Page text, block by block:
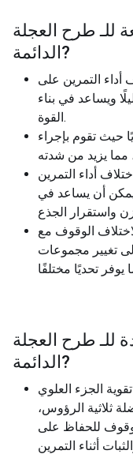
للـ طرح العجلة
الدائمة?
أداء التمرين على
ويساعد في بناء
القوة.
حيث تقوم بإجراء
أداء التمرين
أن يساعد في
الوقوف مع
تغيير مجموعات
للـ طرح العجلة
الدائمة?
الجزء العلوي
ثلاثية الرؤوس،
للحفاظ على